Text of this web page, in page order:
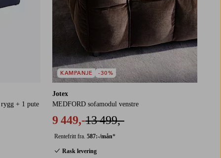
+ 1 pute
Jotex
MEDFORD sofamodul venstre
9 449,-13 499,-
Rentefritt fra. 587:-/mån*
Rask levering
KAMPANJE -30%